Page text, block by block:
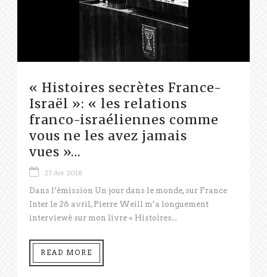
« Histoires secrètes France-
Israël »: « les relations
franco-israéliennes comme
vous ne les avez jamais
vues »…
27 Avr 2018
Dans l’émission Un jour dans le monde, sur France
Inter le 26 avril, Pierre Weill m’a longuement
interviewé sur mon livre « Histoires...
READ MORE